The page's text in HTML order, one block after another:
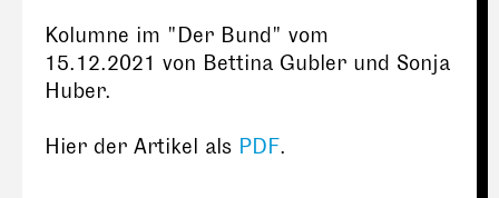
Kolumne im "Der Bund" vom
15.12.2021 von Bettina Gubler und Sonja
Huber.
Hier der Artikel als PDF.